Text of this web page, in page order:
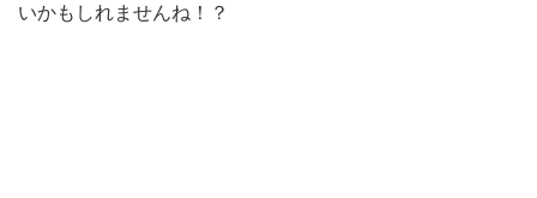
いかもしれませんね！？